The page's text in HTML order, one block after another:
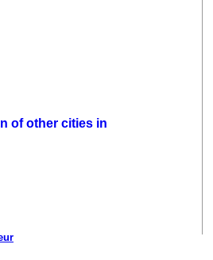
of other cities in